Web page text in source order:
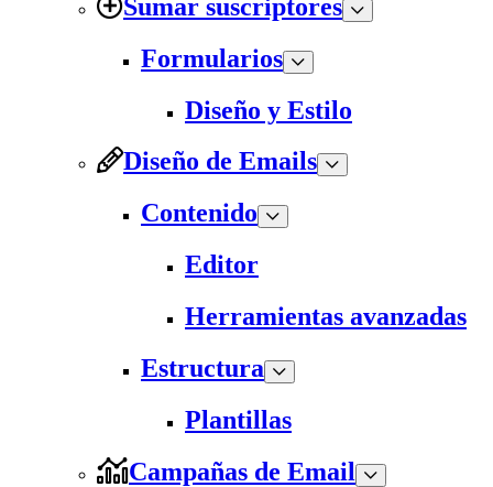
Sumar suscriptores
Formularios
Diseño y Estilo
Diseño de Emails
Contenido
Editor
Herramientas avanzadas
Estructura
Plantillas
Campañas de Email